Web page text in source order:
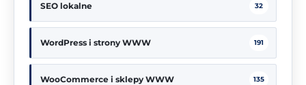
SEO lokalne 32
WordPress i strony WWW 191
WooCommerce i sklepy WWW 135